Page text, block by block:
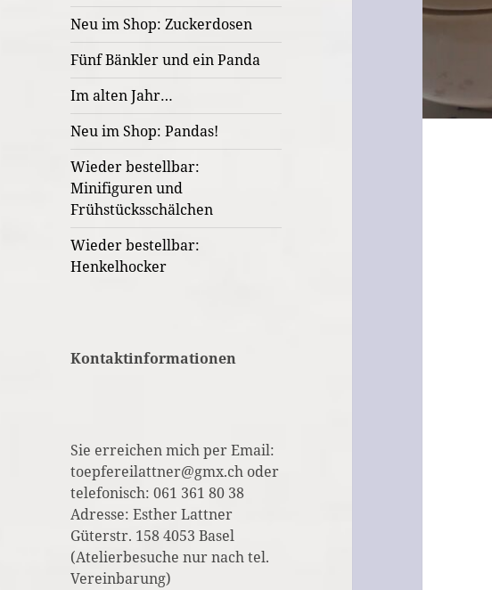
Neu im Shop: Zuckerdosen
Fünf Bänkler und ein Panda
Im alten Jahr…
Neu im Shop: Pandas!
Wieder bestellbar:
Minifiguren und
Frühstücksschälchen
Wieder bestellbar:
Henkelhocker
Kontaktinformationen
Sie erreichen mich per Email:
toepfereilattner@gmx.ch oder
telefonisch: 061 361 80 38
Adresse: Esther Lattner
Güterstr. 158 4053 Basel
(Atelierbesuche nur nach tel.
Vereinbarung)